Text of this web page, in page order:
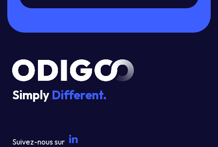
Simply Different.
Suivez-nous sur